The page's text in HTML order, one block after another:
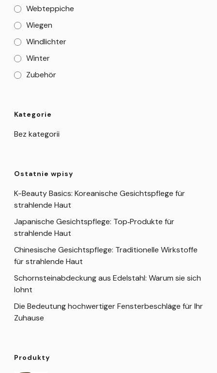
Webteppiche
Wiegen
Windlichter
Winter
Zubehör
Kategorie
Bez kategorii
Ostatnie wpisy
K-Beauty Basics: Koreanische Gesichtspflege für
strahlende Haut
Japanische Gesichtspflege: Top‑Produkte für
strahlende Haut
Chinesische Gesichtspflege: Traditionelle Wirkstoffe
für strahlende Haut
Schornsteinabdeckung aus Edelstahl: Warum sie sich
lohnt
Die Bedeutung hochwertiger Fensterbeschläge für Ihr
Zuhause
Produkty